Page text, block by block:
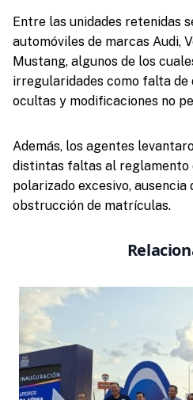
Entre las unidades retenidas
automóviles de marcas Audi,
Mustang, algunos de los
irregularidades como falta de
ocultas y modificaciones no
Además, los agentes
distintas faltas al reglamento
polarizado excesivo,
obstrucción de matrículas.